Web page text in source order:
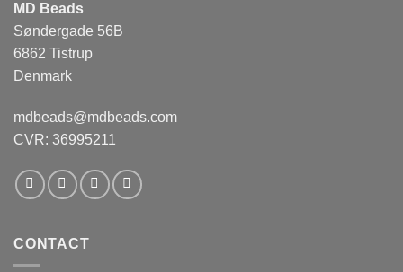
MD Beads
Søndergade 56B
6862 Tistrup
Denmark
mdbeads@mdbeads.com
CVR: 36995211
CONTACT